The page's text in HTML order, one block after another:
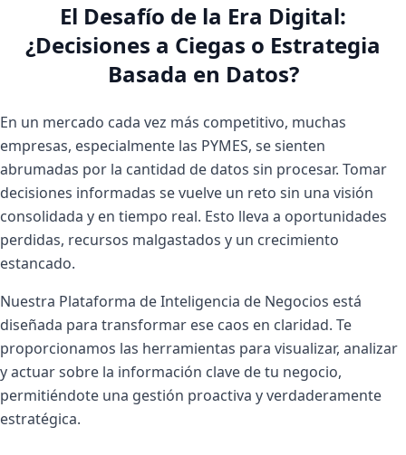
El Desafío de la Era Digital:
¿Decisiones a Ciegas o Estrategia
Basada en Datos?
En un mercado cada vez más competitivo, muchas
empresas, especialmente las PYMES, se sienten
abrumadas por la cantidad de datos sin procesar. Tomar
decisiones informadas se vuelve un reto sin una visión
consolidada y en tiempo real. Esto lleva a oportunidades
perdidas, recursos malgastados y un crecimiento
estancado.
Nuestra Plataforma de Inteligencia de Negocios está
diseñada para transformar ese caos en claridad. Te
proporcionamos las herramientas para visualizar, analizar
y actuar sobre la información clave de tu negocio,
permitiéndote una gestión proactiva y verdaderamente
estratégica.